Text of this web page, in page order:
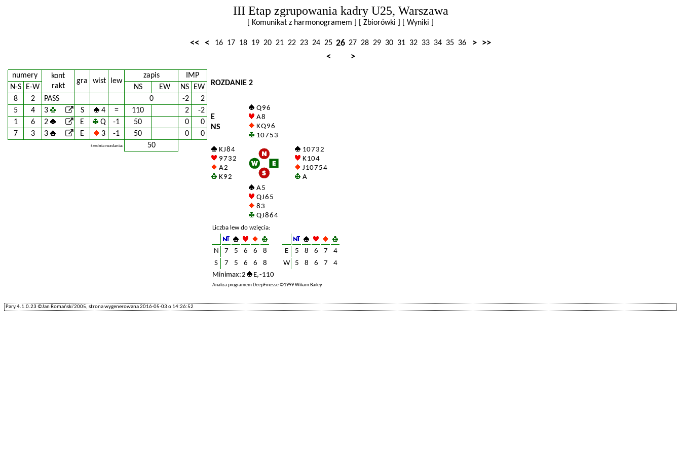
III Etap zgrupowania kadry U25, Warszawa
[ Komunikat z harmonogramem ] [ Zbiorówki ] [ Wyniki ]
<< < 16 17 18 19 20 21 22 23 24 25 26 27 28 29 30 31 32 33 34 35 36 > >>
<
>
numery
kont
rakt
gra wist lew
zapis
IMP
N-S
E-W NS EW NS
EW
8
2 PASS 0 -2
2
5
4 3 S 4 = 110 2
-2
1
6 2 E Q -1 50 0
0
7
3 3 E 3 -1 50 0 0
średnia rozdania: 50
ROZDANIE 2
E
NS
Q 9 6
A 8
K Q 9 6
10 7 5 3
K J 8 4
9 7 3 2
A 2
K 9 2
10 7 3 2
K 10 4
J 10 7 5 4
A
A 5
Q J 6 5
8 3
Q J 8 6 4
Liczba lew do wzięcia:
N 7 5 6 6 8 E 5 8 6 7
4
S
7 5 6 6 8 W 5 8 6 7
4
Minimax: 2
E, -110
Analiza programem DeepFinesse ©1999 Wiliam Bailey
Pary.4.1.0.23 ©Jan Romański'2005, strona wygenerowana 2016-05-03 o 14:26:52